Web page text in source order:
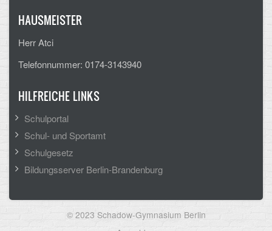
HAUSMEISTER
Herr Atci
Telefonnummer: 0174-3143940
HILFREICHE LINKS
Schulportal
Schul- und Sportamt
Schulgesetz
Bildungsserver Berlin-Brandenburg
© 2023 Schadow-Gymnasium Berlin